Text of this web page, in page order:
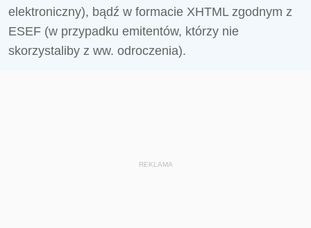
elektroniczny), bądź w formacie XHTML zgodnym z
ESEF (w przypadku emitentów, którzy nie
skorzystaliby z ww. odroczenia).
REKLAMA